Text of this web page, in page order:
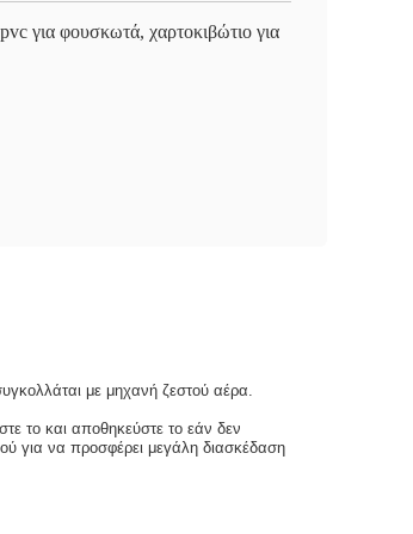
για φουσκωτά, χαρτοκιβώτιο για
με μηχανή ζεστού αέρα.
το και αποθηκεύστε το εάν δεν
για να προσφέρει μεγάλη διασκέδαση